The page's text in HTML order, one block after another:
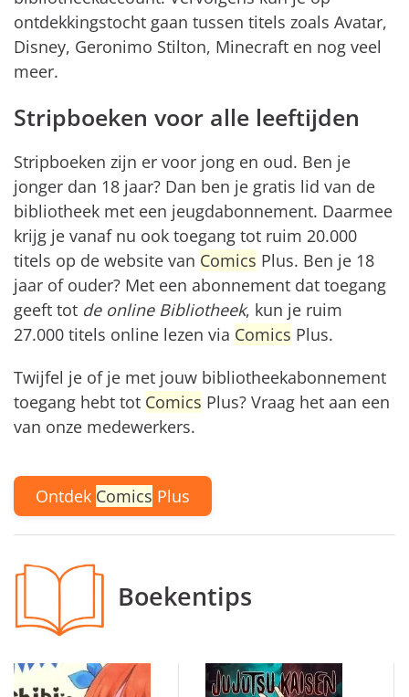
ontdekkingstocht gaan tussen titels zoals Avatar,
Disney, Geronimo Stilton, Minecraft en nog veel
meer.
Stripboeken voor alle leeftijden
Stripboeken zijn er voor jong en oud. Ben je
jonger dan 18 jaar? Dan ben je gratis lid van de
bibliotheek met een jeugdabonnement. Daarmee
krijg je vanaf nu ook toegang tot ruim 20.000
titels op de website van Comics Plus. Ben je 18
jaar of ouder? Met een abonnement dat toegang
geeft tot de online Bibliotheek, kun je ruim
27.000 titels online lezen via Comics Plus.
Twijfel je of je met jouw bibliotheekabonnement
toegang hebt tot Comics Plus? Vraag het aan een
van onze medewerkers.
Ontdek Comics Plus
Boekentips